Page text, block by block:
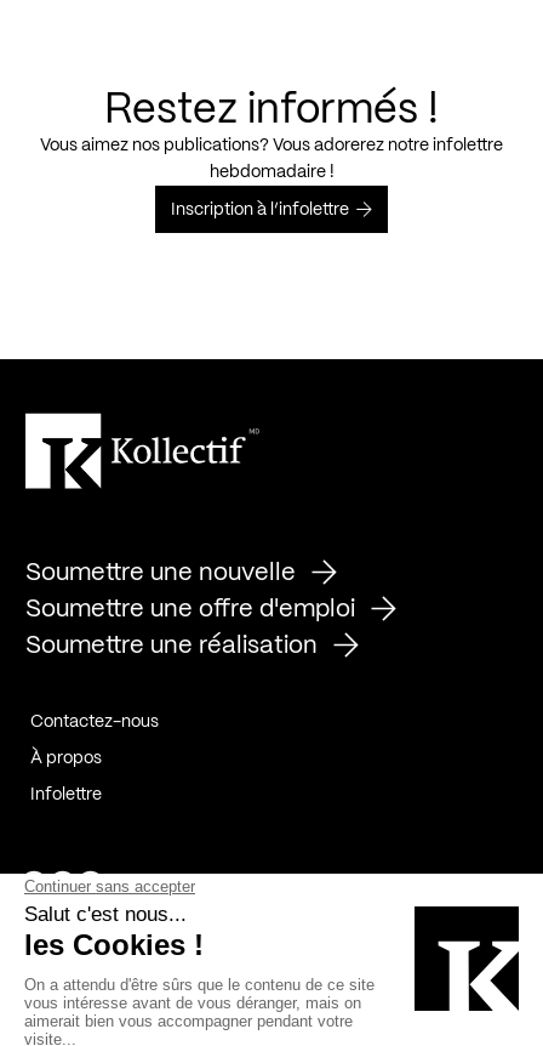
Restez informés !
Vous aimez nos publications? Vous adorerez notre infolettre
hebdomadaire !
Inscription à l’infolettre
Soumettre une nouvelle
Soumettre une offre d'emploi
Soumettre une réalisation
Contactez-nous
À propos
Infolettre
Page Facebook de Kollectif
Page Instagram de Kollectif
Page Linkedin de Kollectif